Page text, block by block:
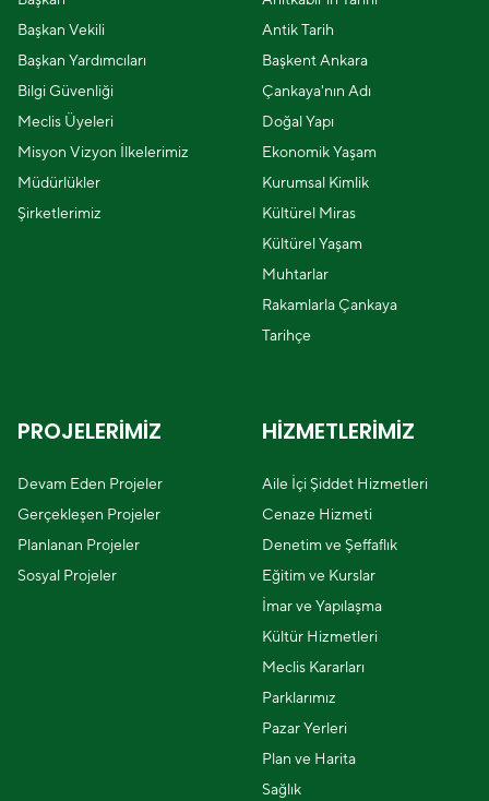
Başkan Vekili
Başkan Yardımcıları
Bilgi Güvenliği
Meclis Üyeleri
Misyon Vizyon İlkelerimiz
Müdürlükler
Şirketlerimiz
Antik Tarih
Başkent Ankara
Çankaya'nın Adı
Doğal Yapı
Ekonomik Yaşam
Kurumsal Kimlik
Kültürel Miras
Kültürel Yaşam
Muhtarlar
Rakamlarla Çankaya
Tarihçe
PROJELERİMİZ
Devam Eden Projeler
Gerçekleşen Projeler
Planlanan Projeler
Sosyal Projeler
HİZMETLERİMİZ
Aile İçi Şiddet Hizmetleri
Cenaze Hizmeti
Denetim ve Şeffaflık
Eğitim ve Kurslar
İmar ve Yapılaşma
Kültür Hizmetleri
Meclis Kararları
Parklarımız
Pazar Yerleri
Plan ve Harita
Sağlık